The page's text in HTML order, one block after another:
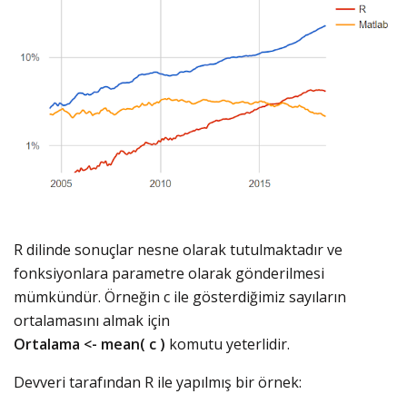
R dilinde sonuçlar nesne olarak tutulmaktadır ve
fonksiyonlara parametre olarak gönderilmesi
mümkündür. Örneğin c ile gösterdiğimiz sayıların
ortalamasını almak için
Ortalama <- mean( c ) komutu yeterlidir.
Devveri tarafından R ile yapılmış bir örnek: